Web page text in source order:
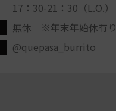
17：30-21：30（L.O.）
無休 ※年末年始休有り
@quepasa_burrito